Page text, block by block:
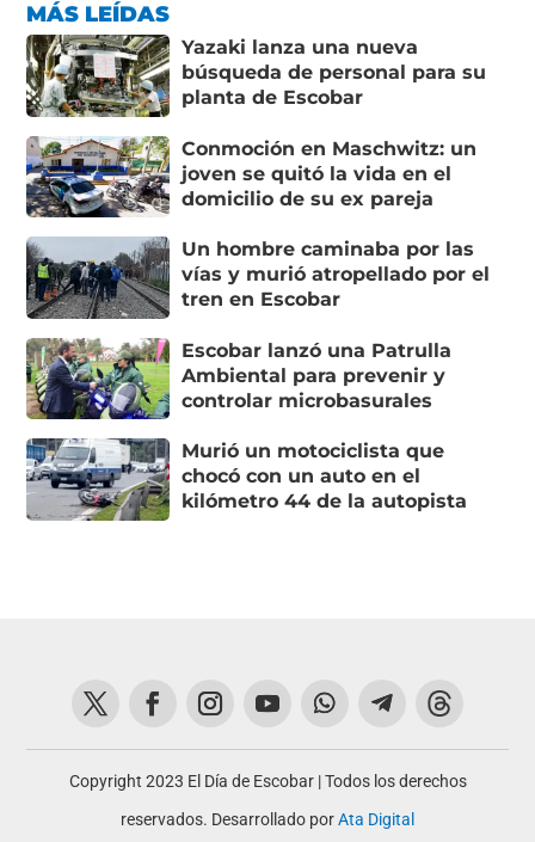
MÁS LEÍDAS
Yazaki lanza una nueva
búsqueda de personal para su
planta de Escobar
Conmoción en Maschwitz: un
joven se quitó la vida en el
domicilio de su ex pareja
Un hombre caminaba por las
vías y murió atropellado por el
tren en Escobar
Escobar lanzó una Patrulla
Ambiental para prevenir y
controlar microbasurales
Murió un motociclista que
chocó con un auto en el
kilómetro 44 de la autopista
Copyright 2023 El Día de Escobar | Todos los derechos
reservados. Desarrollado porAta Digital